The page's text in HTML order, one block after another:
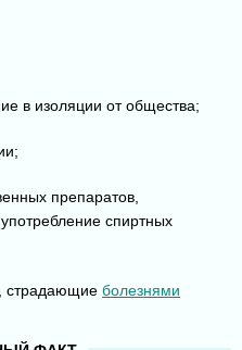
в изоляции от общества;
препаратов,
спиртных
страдающие болезнями